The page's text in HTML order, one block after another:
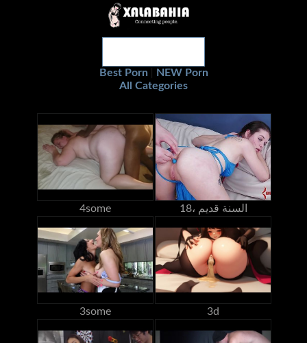
Best Porn
NEW Porn
All Categories
4some 18، السنة قديم
3some 3d